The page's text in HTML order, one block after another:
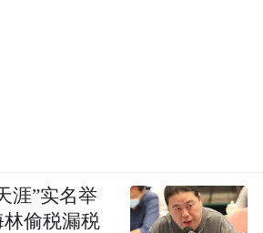
涯”实名举
偷税漏税